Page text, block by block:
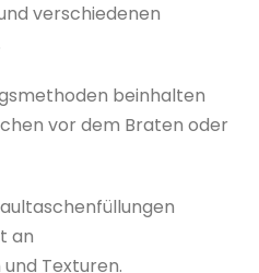
verschiedenen
beinhalten
vor dem Braten oder
an
Texturen.